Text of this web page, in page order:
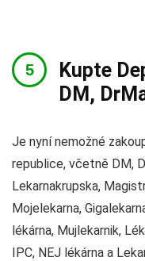
Kupte
DM,
Je nyní nemožné
republice, včetně DM,
Lekarnakrupska,
Mojelekarna,
lékárna, Mujlekarnik,
IPC, NEJ lékárna a